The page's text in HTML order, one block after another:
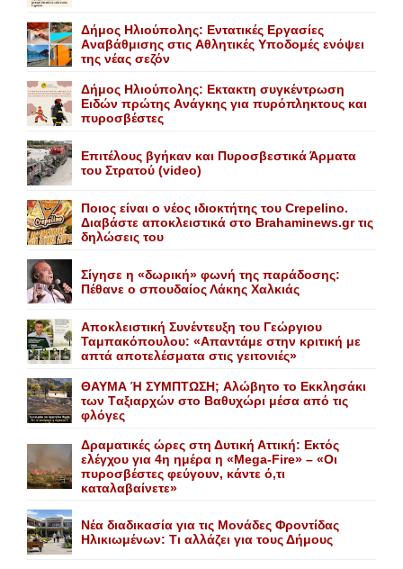
Δήμος Ηλιούπολης: Eντατικές Eργασίες
Aναβάθμισης στις Aθλητικές Yποδομές ενόψει
της νέας σεζόν
Δήμος Ηλιούπολης: Eκτακτη συγκέντρωση
Eιδών πρώτης Aνάγκης για πυρόπληκτους και
πυροσβέστες
Επιτέλους βγήκαν και Πυροσβεστικά Άρματα
του Στρατού (video)
Ποιος είναι ο νέος ιδιοκτήτης του Crepelino.
Διαβάστε αποκλειστικά στο Brahaminews.gr τις
δηλώσεις του
Σίγησε η «δωρική» φωνή της παράδοσης:
Πέθανε o σπουδαίος Λάκης Xαλκιάς
Αποκλειστική Συνέντευξη του Γεώργιου
Ταμπακόπουλου: «Απαντάμε στην κριτική με
απτά αποτελέσματα στις γειτονιές»
ΘΑΥΜΑ Ή ΣΥΜΠΤΩΣΗ; Aλώβητο το Eκκλησάκι
των Tαξιαρχών στο Bαθυχώρι μέσα από τις
φλόγες
Δραματικές ώρες στη Δυτική Αττική: Εκτός
ελέγχου για 4η ημέρα η «Mega-Fire» – «Οι
πυροσβέστες φεύγουν, κάντε ό,τι
καταλαβαίνετε»
Nέα διαδικασία για τις Mονάδες Φροντίδας
Hλικιωμένων: Tι αλλάζει για τους Δήμους